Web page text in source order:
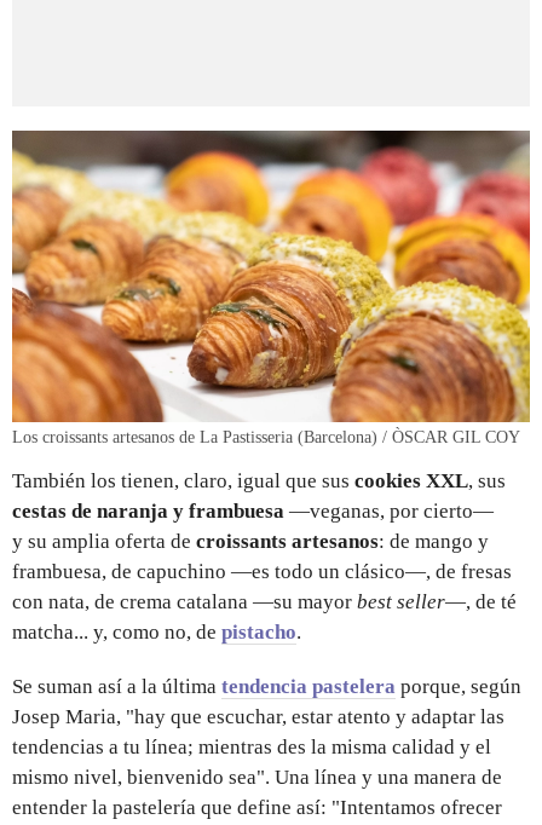
Los croissants artesanos de La Pastisseria (Barcelona) / ÒSCAR GIL COY
También los tienen, claro, igual que sus cookies XXL, sus
cestas de naranja y frambuesa —veganas, por cierto—
y su amplia oferta de croissants artesanos: de mango y
frambuesa, de capuchino —es todo un clásico—, de fresas
con nata, de crema catalana —su mayor best seller—, de té
matcha... y, como no, de pistacho.
Se suman así a la última tendencia pastelera porque, según
Josep Maria, "hay que escuchar, estar atento y adaptar las
tendencias a tu línea; mientras des la misma calidad y el
mismo nivel, bienvenido sea". Una línea y una manera de
entender la pastelería que define así: "Intentamos ofrecer